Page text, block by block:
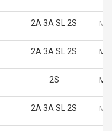
2A 3A SL 2S M
2A 3A SL 2S M
2S M
2A 3A SL 2S M